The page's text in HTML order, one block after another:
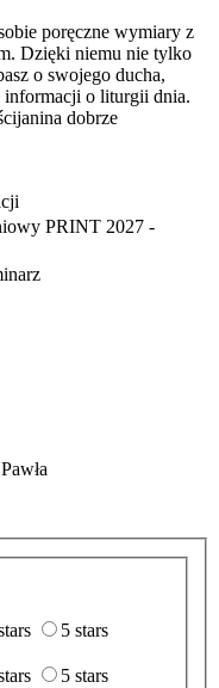
poręczne wymiary z
Dzięki niemu nie tylko
o swojego ducha,
informacji o liturgii dnia.
dobrze
PRINT 2027 -
5 stars
5 stars